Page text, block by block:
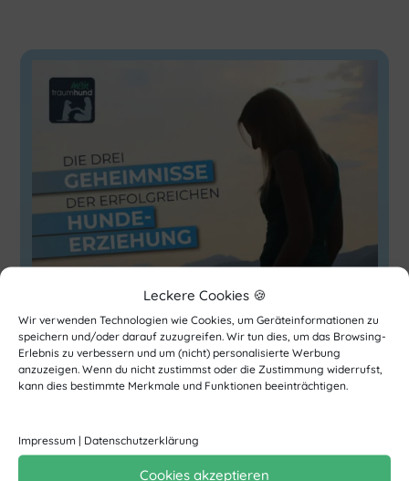
Leckere Cookies 🍪
Wir verwenden Technologien wie Cookies, um Geräteinformationen zu
speichern und/oder darauf zuzugreifen. Wir tun dies, um das Browsing-
Erlebnis zu verbessern und um (nicht) personalisierte Werbung
anzuzeigen. Wenn du nicht zustimmst oder die Zustimmung widerrufst,
kann dies bestimmte Merkmale und Funktionen beeinträchtigen.
Impressum | Datenschutzerklärung
Cookies akzeptieren